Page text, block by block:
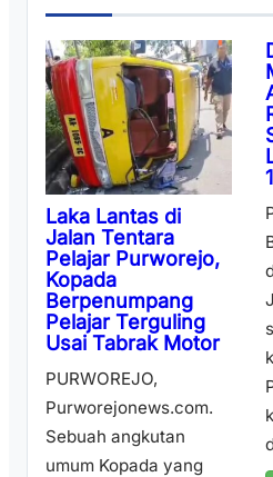
Laka Lantas di
Jalan Tentara
Pelajar Purworejo,
Kopada
Berpenumpang
Pelajar Terguling
Usai Tabrak Motor
PURWOREJO,
Purworejonews.com.
Sebuah angkutan
umum Kopada yang